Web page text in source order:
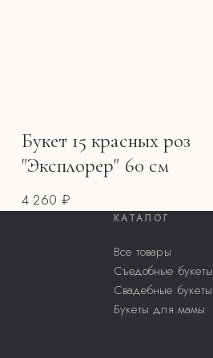
Букет 15 красных роз
"Эксплорер" 60 см
4 260 ₽
КАТАЛОГ
Все товары
Съедобные букеты
Свадебные букеты
Букеты для мамы